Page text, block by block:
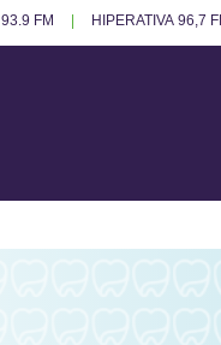
FM HIPERATIVA 96,7